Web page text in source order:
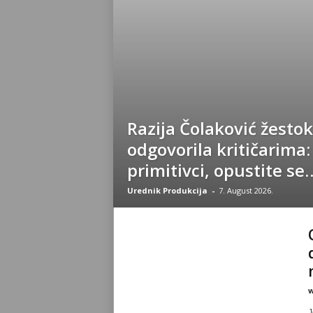
Razija Čolaković
odgovorila kritičarima:
primitivci, opustite
Urednik Produkcija - 7. August 2026.